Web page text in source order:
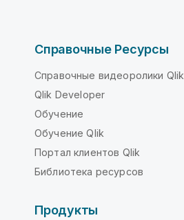
Справочные Ресурсы
Справочные видеоролики Qlik
Qlik Developer
Обучение
Обучение Qlik
Портал клиентов Qlik
Библиотека ресурсов
Продукты